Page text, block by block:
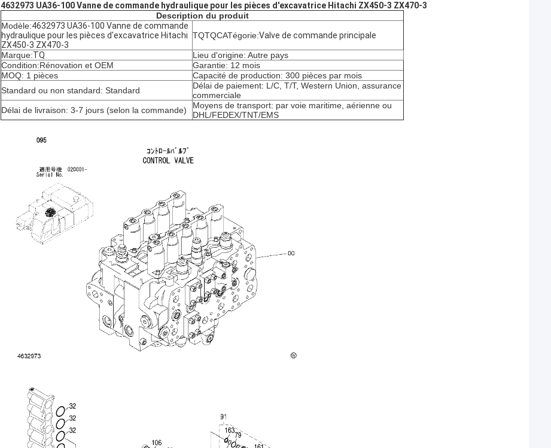
4632973 UA36-100 Vanne de commande hydraulique pour les pièces d'excavatrice Hitachi ZX450-3 ZX470-3
Description du produit
Modèle:4632973 UA36-100 Vanne de commande
hydraulique pour les pièces d'excavatrice Hitachi
ZX450-3 ZX470-3
TQTQCATégorie:Valve de commande principale
Marque:TQ
Lieu d'origine: Autre pays
Condition:Rénovation et OEM
Garantie: 12 mois
MOQ: 1 pièces
Capacité de production: 300 pièces par mois
Standard ou non standard: Standard
Délai de paiement: L/C, T/T, Western Union, assurance
commerciale
Délai de livraison: 3-7 jours (selon la commande)
Moyens de transport: par voie maritime, aérienne ou
DHL/FEDEX/TNT/EMS